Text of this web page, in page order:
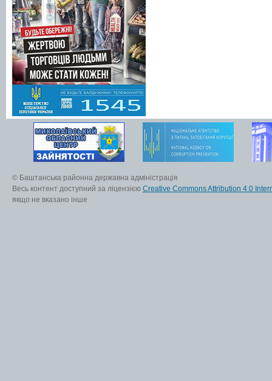
© Баштанська районна державна адміністрація
Весь контент доступний за ліцензією Creative Commons Attribution 4.0
якщо не вказано інше